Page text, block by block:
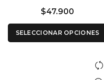
$47.900
SELECCIONAR OPCIONES